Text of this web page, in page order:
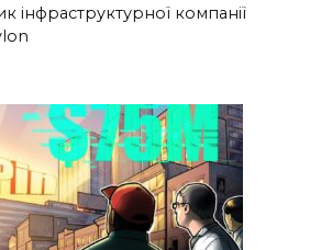
інфраструктурної компанії